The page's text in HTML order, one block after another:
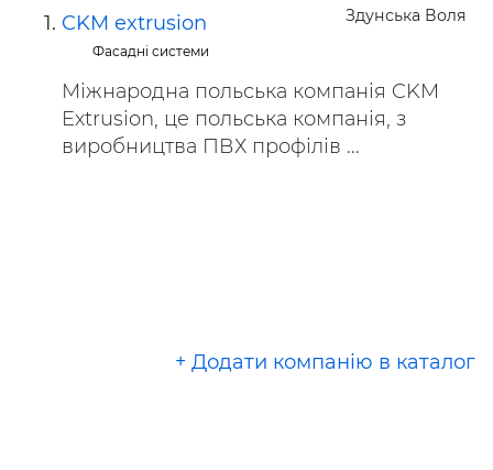
Здунська Воля
CKM extrusion
Фасадні системи
Міжнародна польська компанія CKM
Extrusion, це польська компанія, з
виробництва ПВХ профілів ...
+ Додати компанію в каталог